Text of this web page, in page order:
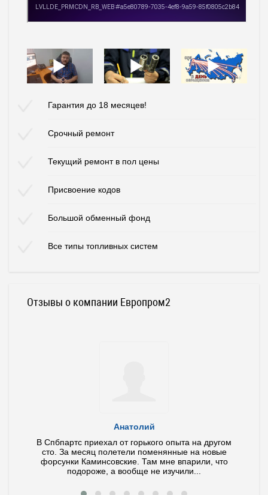
Гарантия до 18 месяцев!
Срочный ремонт
Текущий ремонт в пол цены
Присвоение кодов
Большой обменный фонд
Все типы топливных систем
Отзывы о компании Европром2
Анатолий
В Спбпартс приехал от горького опыта на другом
сто. За месяц полетели поменянные на новые
форсунки Каминсовские. Там мне впарили, что
подороже, а вообще не изучили...